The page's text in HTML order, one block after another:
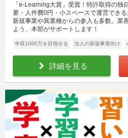
「e-Learning大賞」受賞！特許取得の独
要・人件費0円・小スペースで運営でき
新規事業や異業種からの参入も多数。業
よう、本部がサポートします！
年収1000万を目指せる 法人の新規事業向け
詳細を見る